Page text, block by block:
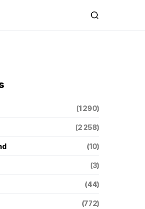
(1 290)
(2 258)
(10)
(3)
(44)
(772)